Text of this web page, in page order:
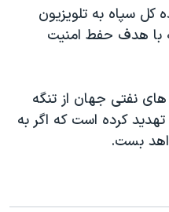
سپاه به تلویزیون
با هدف حفط امنیت
های نفتی جهان از تنگه
کرده است که اگر به
بست.